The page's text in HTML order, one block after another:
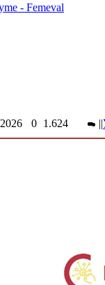
- Femeval
0 1.624 ||